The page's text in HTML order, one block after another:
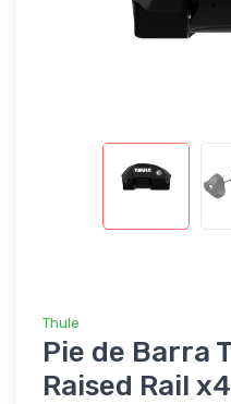
Thule
Pie de Barra
Raised Rail